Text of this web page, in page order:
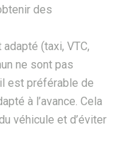
des
(taxi, VTC,
ne sont pas
est préférable de
à l’avance. Cela
véhicule et d’éviter